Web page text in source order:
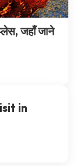
जहाँ जाने
in